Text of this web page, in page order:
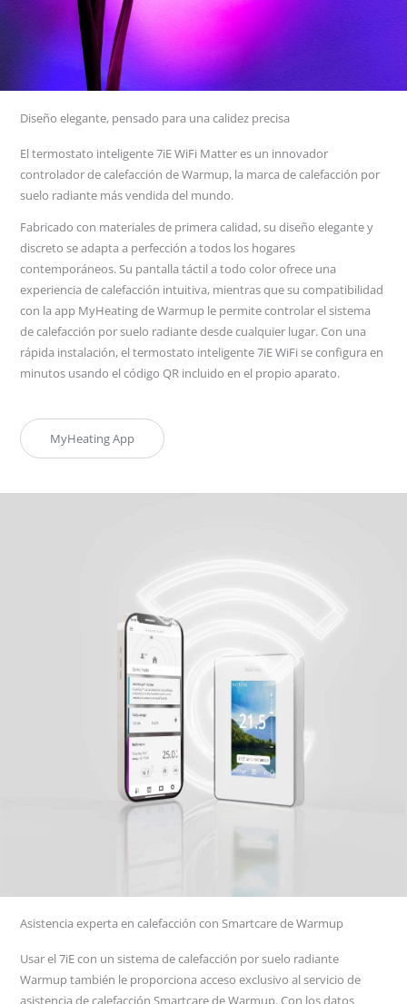
Diseño elegante, pensado para una calidez precisa
El termostato inteligente 7iE WiFi Matter es un innovador
controlador de calefacción de Warmup, la marca de calefacción por
suelo radiante más vendida del mundo.
Fabricado con materiales de primera calidad, su diseño elegante y
discreto se adapta a perfección a todos los hogares
contemporáneos. Su pantalla táctil a todo color ofrece una
experiencia de calefacción intuitiva, mientras que su compatibilidad
con la app MyHeating de Warmup le permite controlar el sistema
de calefacción por suelo radiante desde cualquier lugar. Con una
rápida instalación, el termostato inteligente 7iE WiFi se configura en
minutos usando el código QR incluido en el propio aparato.
MyHeating App
Asistencia experta en calefacción con Smartcare de Warmup
Usar el 7iE con un sistema de calefacción por suelo radiante
Warmup también le proporciona acceso exclusivo al servicio de
asistencia de calefacción Smartcare de Warmup. Con los datos